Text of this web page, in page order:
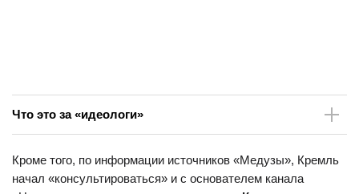
Что это за «идеологи»
из самых заметных идеологов «русского мира». С начала
2000-х отстаивает идею создания Евразийского союза,
Кроме того, по информации источников «Медузы», Кремль
начал «консультироваться» и с основателем канала